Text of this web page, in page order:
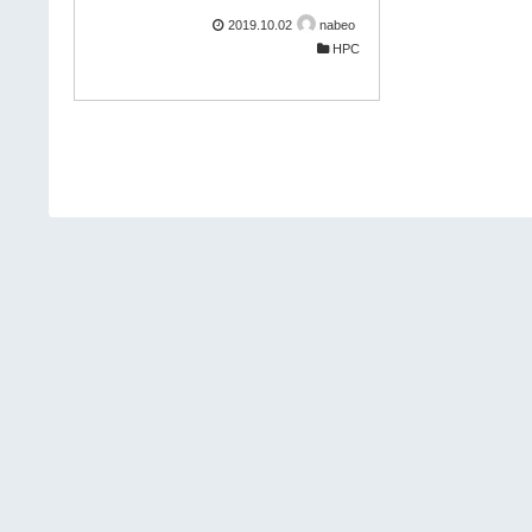
ク取得したアプリケーションは
Gaussian です。 1CPUあたりコア数が
2019.10.02
nabeo
HPC